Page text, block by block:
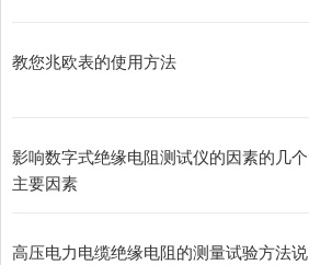
教您兆欧表的使用方法
影响数字式绝缘电阻测试仪的因素的几个
主要因素
高压电力电缆绝缘电阻的测量试验方法说